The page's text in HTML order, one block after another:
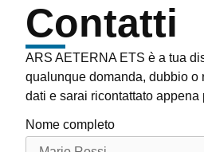
Contatti
ARS AETERNA ETS è a tua
qualunque domanda, dubbio o
dati e sarai ricontattato appena
Nome completo